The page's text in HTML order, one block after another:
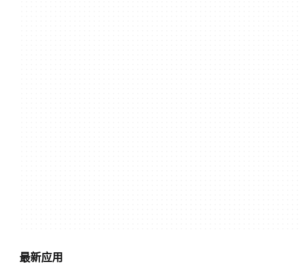
最新应用